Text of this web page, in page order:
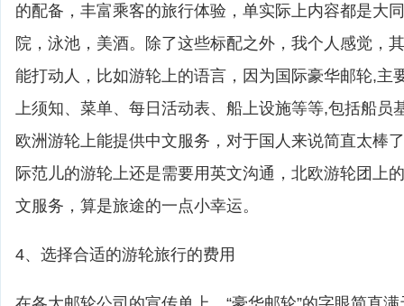
的配备，丰富乘客的旅行体验，单实际上内容都是大
院，泳池，美酒。除了这些标配之外，我个人感觉，
能打动人，比如游轮上的语言，因为国际豪华邮轮,主
上须知、菜单、每日活动表、船上设施等等,包括船员
欧洲游轮上能提供中文服务，对于国人来说简直太棒
际范儿的游轮上还是需要用英文沟通，北欧游轮团上
文服务，算是旅途的一点小幸运。
4、选择合适的游轮旅行的费用